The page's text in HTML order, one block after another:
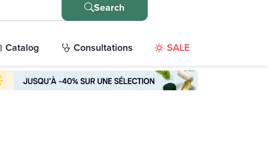
Search
Catalog Consultations SALE